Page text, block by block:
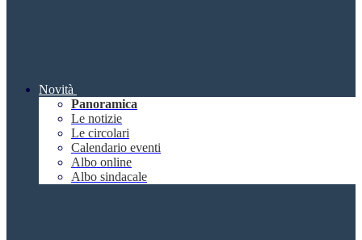
Novità
Panoramica
Le notizie
Le circolari
Calendario eventi
Albo online
Albo sindacale